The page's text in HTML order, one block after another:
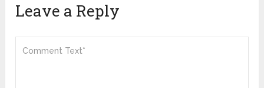
Leave a Reply